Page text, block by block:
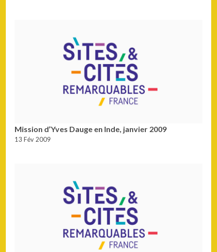
Mission d’Yves Dauge en Inde, janvier 2009
13 Fév 2009